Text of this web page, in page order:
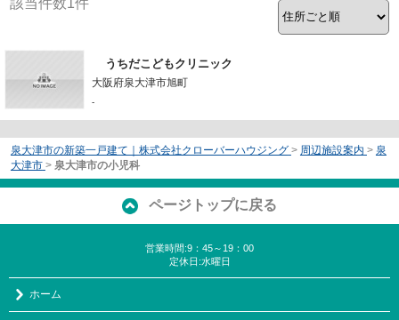
該当件数1件
うちだこどもクリニック
大阪府泉大津市旭町
-
泉大津市の新築一戸建て｜株式会社クローバーハウジング > 周辺施設案内 > 泉
大津市 > 泉大津市の小児科
ページトップに戻る
営業時間:9：45～19：00
定休日:水曜日
ホーム